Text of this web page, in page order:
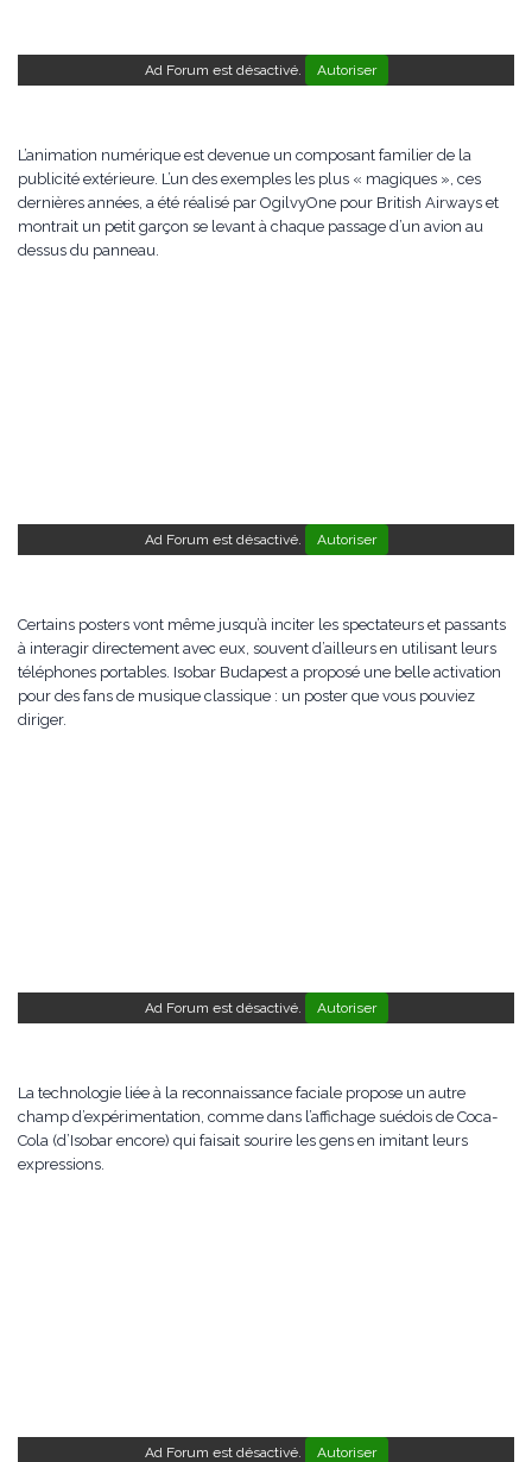
Ad Forum est désactivé. Autoriser
L’animation numérique est devenue un composant familier de la
publicité extérieure. L’un des exemples les plus « magiques », ces
dernières années, a été réalisé par OgilvyOne pour British Airways et
montrait un petit garçon se levant à chaque passage d’un avion au
dessus du panneau.
Ad Forum est désactivé. Autoriser
Certains posters vont même jusqu’à inciter les spectateurs et passants
à interagir directement avec eux, souvent d’ailleurs en utilisant leurs
téléphones portables. Isobar Budapest a proposé une belle activation
pour des fans de musique classique : un poster que vous pouviez
diriger.
Ad Forum est désactivé. Autoriser
La technologie liée à la reconnaissance faciale propose un autre
champ d’expérimentation, comme dans l’affichage suédois de Coca-
Cola (d’Isobar encore) qui faisait sourire les gens en imitant leurs
expressions.
Ad Forum est désactivé. Autoriser